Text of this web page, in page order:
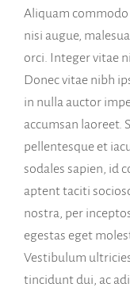
Aliquam commodo
nisi augue,
orci. Integer vitae
Donec vitae nibh
in nulla auctor
accumsan laoreet.
pellentesque et
sodales sapien, id
aptent taciti
nostra, per
egestas eget
Vestibulum
tincidunt dui, ac